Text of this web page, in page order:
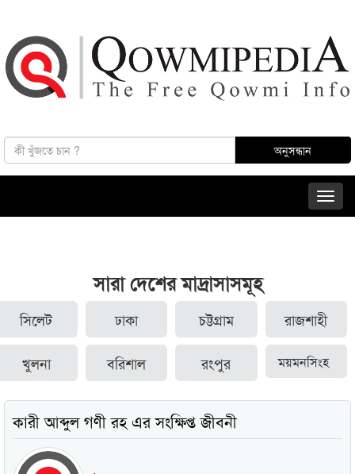
সারা দেশের মাদ্রাসাসমূহ
সিলেট ঢাকা চট্টগ্রাম রাজশাহী
খুলনা বরিশাল রংপুর ময়মনসিংহ
কারী আব্দুল গণী রহ এর সংক্ষিপ্ত জীবনী